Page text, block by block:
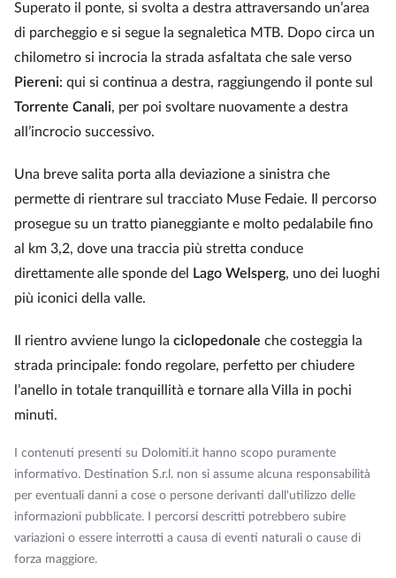
Superato il ponte, si svolta a destra attraversando un’area
di parcheggio e si segue la segnaletica MTB. Dopo circa un
chilometro si incrocia la strada asfaltata che sale verso
Piereni: qui si continua a destra, raggiungendo il ponte sul
Torrente Canali, per poi svoltare nuovamente a destra
all’incrocio successivo.
Una breve salita porta alla deviazione a sinistra che
permette di rientrare sul tracciato Muse Fedaie. Il percorso
prosegue su un tratto pianeggiante e molto pedalabile fino
al km 3,2, dove una traccia più stretta conduce
direttamente alle sponde del
Lago Welsperg, uno dei luoghi
più iconici della valle.
Il rientro avviene lungo la ciclopedonale che costeggia la
strada principale: fondo regolare, perfetto per chiudere
l’anello in totale tranquillità e tornare alla Villa in pochi
minuti.
I contenuti presenti su Dolomiti.it hanno scopo puramente
informativo. Destination S.r.l. non si assume alcuna responsabilità
per eventuali danni a cose o persone derivanti dall'utilizzo delle
informazioni pubblicate. I percorsi descritti potrebbero subire
variazioni o essere interrotti a causa di eventi naturali o cause di
forza maggiore.